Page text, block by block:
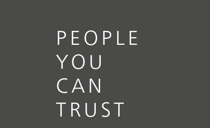
PEOPLE
YOU
CAN
TRUST